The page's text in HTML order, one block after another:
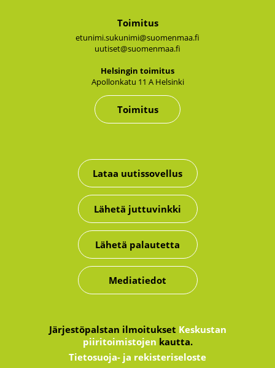
Toimitus
etunimi.sukunimi@suomenmaa.fi
uutiset@suomenmaa.fi
Hel­sin­gin toi­mi­tus
Apol­lon­ka­tu 11 A Hel­sin­ki
Toimitus
Lataa uutissovellus
Lähetä juttuvinkki
Lähetä palautetta
Mediatiedot
Järjestöpalstan ilmoitukset Keskustan
piiritoimistojen kautta.
Tietosuoja- ja rekisteriseloste